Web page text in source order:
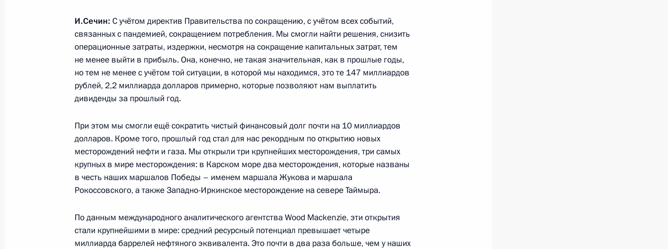
8 февраля 2021 года, 16:00 Московская область, Ново-Огарёво
5 февраля 2021 года, пятница
Совещание с постоянными членами Совета Безопасности
4 февраля 2021 года, четверг
Рабочая встреча с Министром экономического развития
Максимом Решетниковым
И.Сечин: С учётом директив Правительства по сокращению, с учётом всех событий,
связанных с пандемией, сокращением потребления. Мы смогли найти решения, снизить
операционные затраты, издержки, несмотря на сокращение капитальных затрат, тем
не менее выйти в прибыль. Она, конечно, не такая значительная, как в прошлые годы,
но тем не менее с учётом той ситуации, в которой мы находимся, это те 147 миллиардов
рублей, 2,2 миллиарда долларов примерно, которые позволяют нам выплатить
дивиденды за прошлый год.
При этом мы смогли ещё сократить чистый финансовый долг почти на 10 миллиардов
долларов. Кроме того, прошлый год стал для нас рекордным по открытию новых
месторождений нефти и газа. Мы открыли три крупнейших месторождения, три самых
крупных в мире месторождения: в Карском море два месторождения, которые названы
в честь наших маршалов Победы – именем маршала Жукова и маршала
Рокоссовского, а также Западно-Иркинское месторождение на севере Таймыра.
По данным международного аналитического агентства Wood Mackenzie, эти открытия
стали крупнейшими в мире: средний ресурсный потенциал превышает четыре
миллиарда баррелей нефтяного эквивалента. Это почти в два раза больше, чем у наших